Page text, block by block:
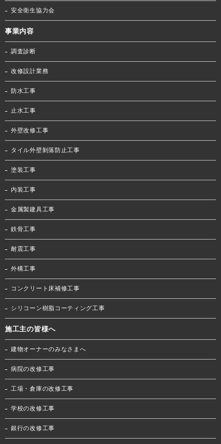
安全衛生協力会
事業内容
調査診断
改修設計業務
防水工事
止水工事
外壁改修工事
タイル外壁剝落防止工事
塗装工事
内装工事
金属製建具工事
鉄骨工事
耐震工事
外構工事
コンクリート床補修工事
シリコーン樹脂コーティング工事
施工主の皆様へ
建物オーナーのみなさまへ
病院の改修工事
工場・倉庫の改修工事
学校の改修工事
銀行の改修工事